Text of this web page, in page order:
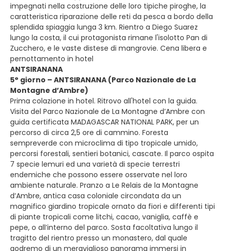
impegnati nella costruzione delle loro tipiche piroghe, la
caratteristica riparazione delle reti da pesca a bordo della
splendida spiaggia lunga 3 km. Rientro a Diego Suarez
lungo la costa, il cui protagonista rimane l'isolotto Pan di
Zucchero, e le vaste distese di mangrovie. Cena libera e
pernottamento in hotel
ANTSIRANANA
5° giorno – ANTSIRANANA (Parco Nazionale de La
Montagne d’Ambre)
Prima colazione in hotel. Ritrovo all'hotel con la guida.
Visita del Parco Nazionale de La Montagne d’Ambre con
guida certificata MADAGASCAR NATIONAL PARK, per un
percorso di circa 2,5 ore di cammino. Foresta
sempreverde con microclima di tipo tropicale umido,
percorsi forestali, sentieri botanici, cascate. Il parco ospita
7 specie lemuri ed una varietà di specie terrestri
endemiche che possono essere osservate nel loro
ambiente naturale. Pranzo a Le Relais de la Montagne
d’Ambre, antica casa coloniale circondata da un
magnifico giardino tropicale ornato da fiori e differenti tipi
di piante tropicali come litchi, cacao, vaniglia, caffè e
pepe, o all’interno del parco. Sosta facoltativa lungo il
tragitto del rientro presso un monastero, dal quale
godremo di un meraviglioso panorama immersi in